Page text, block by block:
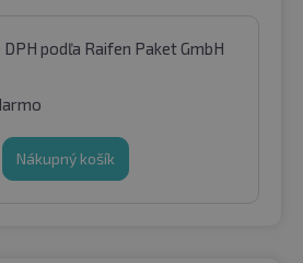
podľa Raifen Paket GmbH
Nákupný košík